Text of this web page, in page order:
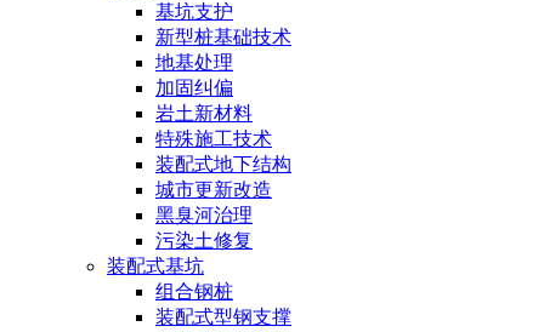
基坑支护
新型桩基础技术
地基处理
加固纠偏
岩土新材料
特殊施工技术
装配式地下结构
城市更新改造
黑臭河治理
污染土修复
装配式基坑
组合钢桩
装配式型钢支撑